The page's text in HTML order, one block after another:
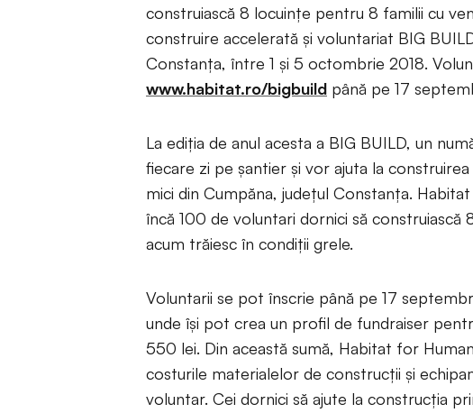
construiască 8 locuințe pentru 8 familii cu
construire accelerată și voluntariat BIG
Constanța, între 1 și 5 octombrie 2018.
www.habitat.ro/bigbuild până pe 17
La ediția de anul acesta a BIG BUILD, un
fiecare zi pe șantier și vor ajuta la
mici din Cumpăna, județul Constanța.
încă 100 de voluntari dornici să
acum trăiesc în condiții grele.
Voluntarii se pot înscrie până pe 17
unde își pot crea un profil de fundraiser
550 lei. Din această sumă, Habitat for
costurile materialelor de construcții și
voluntar. Cei dornici să ajute la construcția